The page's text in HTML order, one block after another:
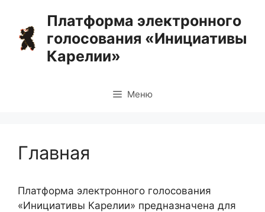
содержимому
Платформа электронного
голосования «Инициативы
Карелии»
Меню
Главная
Платформа электронного голосования
«Инициативы Карелии» предназначена для